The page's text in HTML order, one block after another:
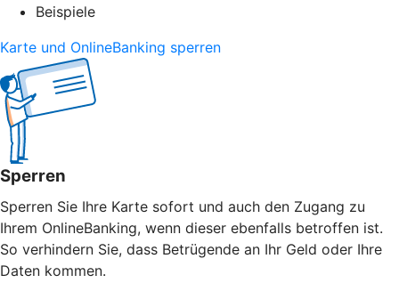
Beispiele
Karte und OnlineBanking sperren
Sperren
Sperren Sie Ihre Karte sofort und auch den Zugang zu
Ihrem OnlineBanking, wenn dieser ebenfalls betroffen ist.
So verhindern Sie, dass Betrügende an Ihr Geld oder Ihre
Daten kommen.